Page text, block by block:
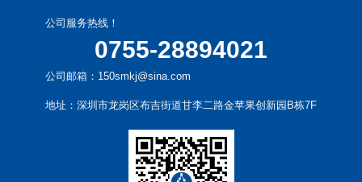
公司服务热线！
0755-28894021
公司邮箱：150smkj@sina.com
地址：深圳市龙岗区布吉街道甘李二路金苹果创新园B栋7F